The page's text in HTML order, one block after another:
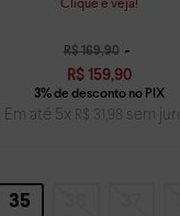
R$169,90
R$ 159,90
Em até 5x R$ 31 ,98 sem
35